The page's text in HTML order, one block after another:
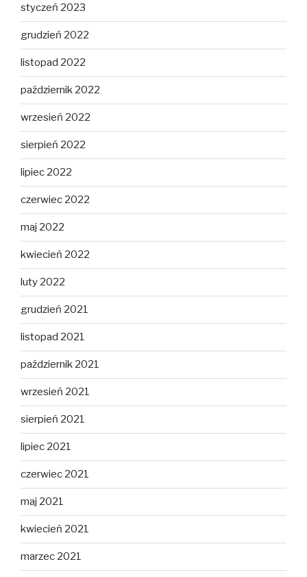
styczeń 2023
grudzień 2022
listopad 2022
październik 2022
wrzesień 2022
sierpień 2022
lipiec 2022
czerwiec 2022
maj 2022
kwiecień 2022
luty 2022
grudzień 2021
listopad 2021
październik 2021
wrzesień 2021
sierpień 2021
lipiec 2021
czerwiec 2021
maj 2021
kwiecień 2021
marzec 2021